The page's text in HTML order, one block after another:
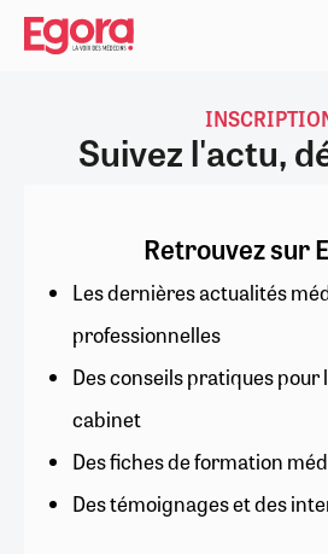
Aller
contenu
Suivez l'actu,
Retrouvez sur
Les dernières actualités
professionnelles
Des conseils pratiques pour
cabinet
Des fiches de formation
Des témoignages et des